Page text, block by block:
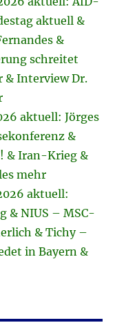
aktuell &
&
schreitet
& Interview Dr.
aktuell: Jörges
&
& Iran-Krieg &
mehr
aktuell:
& NIUS – MSC-
& Tichy –
in Bayern &